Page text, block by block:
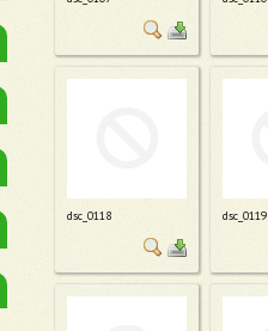
dsc_0118 dsc_0119